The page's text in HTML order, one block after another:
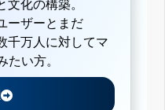
化の構築。
ーザーとまだ
千万人に対してマ
たい方。